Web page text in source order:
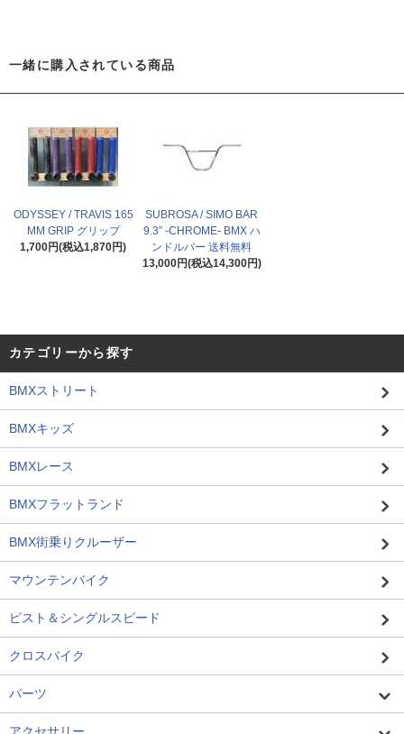
一緒に購入されている商品
ODYSSEY / TRAVIS 165
MM GRIP グリップ
1,700円(税込1,870円)
SUBROSA / SIMO BAR
9.3” -CHROME- BMX ハ
ンドルバー 送料無料
13,000円(税込14,300円)
カテゴリーから探す
BMXストリート
BMXキッズ
BMXレース
BMXフラットランド
BMX街乗りクルーザー
マウンテンバイク
ピスト＆シングルスピード
クロスバイク
パーツ